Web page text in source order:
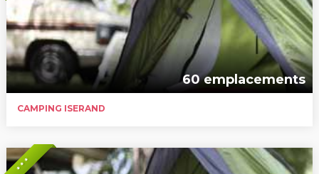
60 emplacements
CAMPING ISERAND
* * *